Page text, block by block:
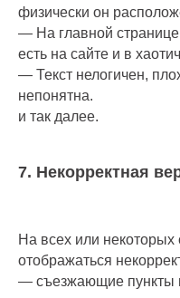
физически он
— На главной странице
есть на сайте и в
— Текст нелогичен,
непонятна.
и так далее.
7. Некорректная
На всех или некоторых
отображаться
— съезжающие пункты